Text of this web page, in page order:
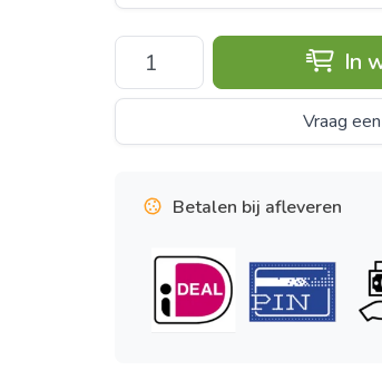
In
Vraag
Betalen bij afleveren